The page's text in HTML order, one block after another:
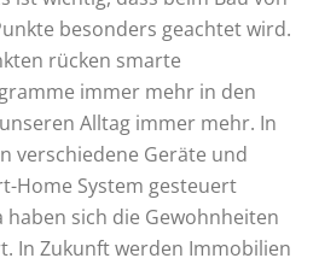
besonders geachtet wird.
rücken smarte
immer mehr in den
Alltag immer mehr. In
verschiedene Geräte und
Home System gesteuert
sich die Gewohnheiten
In Zukunft werden Immobilien